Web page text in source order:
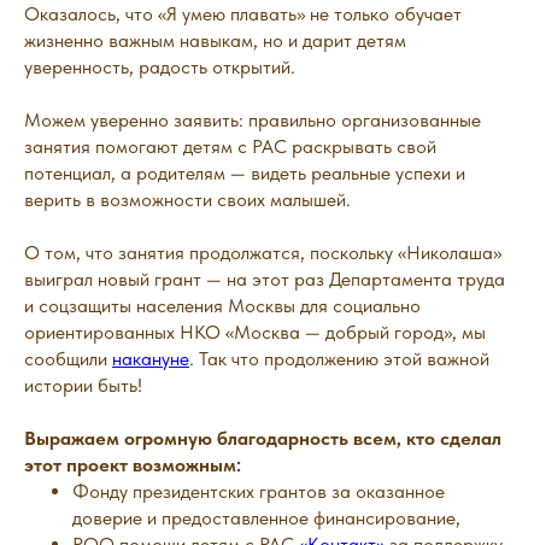
Оказалось, что «Я умею плавать» не только обучает
жизненно важным навыкам, но и дарит детям
уверенность, радость открытий.
Можем уверенно заявить: правильно организованные
занятия помогают детям с РАС раскрывать свой
потенциал, а родителям — видеть реальные успехи и
верить в возможности своих малышей.
О том, что занятия продолжатся, поскольку «Николаша»
выиграл новый грант — на этот раз Департамента труда
и соцзащиты населения Москвы для социально
ориентированных НКО «Москва — добрый город», мы
сообщили накануне. Так что продолжению этой важной
истории быть!
Выражаем огромную благодарность всем, кто сделал
этот проект возможным:
Фонду президентских грантов за оказанное
доверие и предоставленное финансирование,